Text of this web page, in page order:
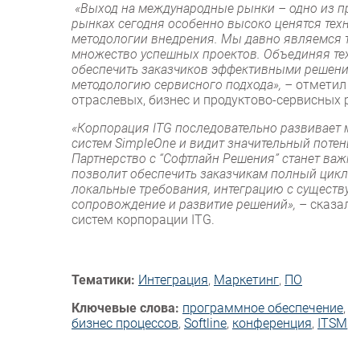
«Выход на международные рынки – одно из
рынках сегодня особенно высоко ценятся
методологии внедрения. Мы давно являемся
множество успешных проектов. Объединяя
обеспечить заказчиков эффективными
методологию сервисного подхода», – отметил
отраслевых, бизнес и продуктово-
«Корпорация ITG последовательно
систем SimpleOne и видит значительный
Партнерство с “Софтлайн Решения” станет
позволит обеспечить заказчикам полный
локальные требования, интеграцию с
сопровождение и развитие решений», –
систем корпорации ITG.
Тематики: Интеграция, Маркетинг, ПО
Ключевые слова: программное обеспечение,
бизнес процессов, Softline, конференция, ITSM